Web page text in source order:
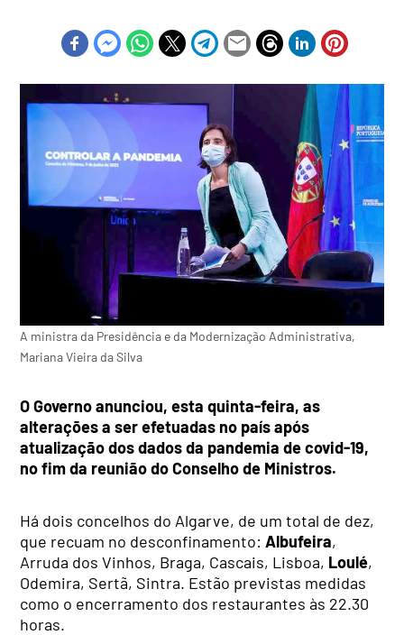
A ministra da Presidência e da Modernização Administrativa,
Mariana Vieira da Silva
O Governo anunciou, esta quinta-feira, as
alterações a ser efetuadas no país após
atualização dos dados da pandemia de covid-19,
no fim da reunião do Conselho de Ministros.
Há dois concelhos do Algarve, de um total de dez,
que recuam no desconfinamento:Albufeira,
Arruda dos Vinhos, Braga, Cascais, Lisboa, Loulé,
Odemira, Sertã, Sintra. Estão previstas medidas
como o encerramento dos restaurantes às 22.30
horas.